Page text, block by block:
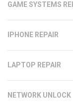
GAME SYSTEMS
IPHONE REPAIR
LAPTOP REPAIR
NETWORK UNLOCK